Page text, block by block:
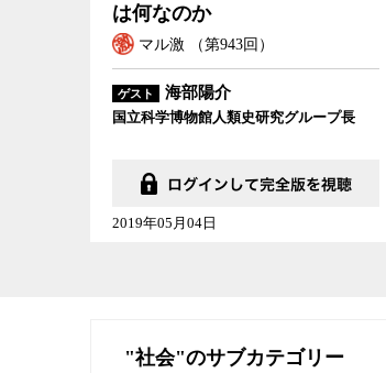
は何なのか
マル激 （第943回）
ゲスト 海部陽介
国立科学博物館人類史研究グループ長
2019年05月04日
"社会"のサブカテゴリー